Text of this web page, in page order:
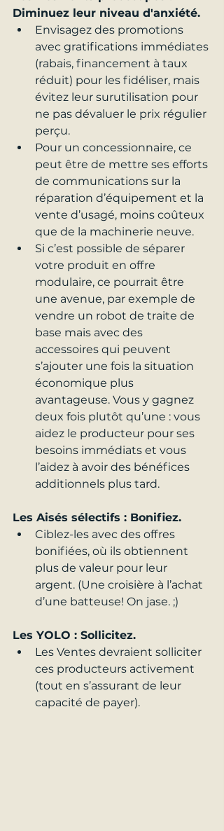
Diminuez leur niveau d'anxiété.
Envisagez des promotions
avec gratifications immédiates
(rabais, financement à taux
réduit) pour les fidéliser, mais
évitez leur surutilisation pour
ne pas dévaluer le prix régulier
perçu.
Pour un concessionnaire, ce
peut être de mettre ses efforts
de communications sur la
réparation d’équipement et la
vente d’usagé, moins coûteux
que de la machinerie neuve.
Si c’est possible de séparer
votre produit en offre
modulaire, ce pourrait être
une avenue, par exemple de
vendre un robot de traite de
base mais avec des
accessoires qui peuvent
s’ajouter une fois la situation
économique plus
avantageuse. Vous y gagnez
deux fois plutôt qu’une : vous
aidez le producteur pour ses
besoins immédiats et vous
l’aidez à avoir des bénéfices
additionnels plus tard.
Les Aisés sélectifs : Bonifiez.
Ciblez-les avec des offres
bonifiées, où ils obtiennent
plus de valeur pour leur
argent. (Une croisière à l’achat
d’une batteuse! On jase. ;)
Les YOLO : Sollicitez.
Les Ventes devraient solliciter
ces producteurs activement
(tout en s’assurant de leur
capacité de payer).